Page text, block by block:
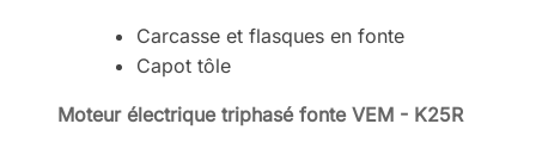
Carcasse et flasques en fonte
Capot tôle
Moteur électrique triphasé fonte VEM - K25R